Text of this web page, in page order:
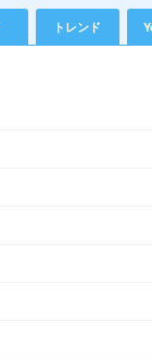
トレンド